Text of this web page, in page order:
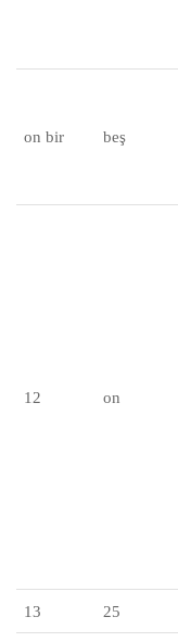
on bir beş
12 on
13 25